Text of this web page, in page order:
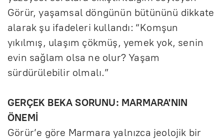
Görür, yaşamsal döngünün bütününü dikkate
alarak şu ifadeleri kullandı: “Komşun
yıkılmış, ulaşım çökmüş, yemek yok, senin
evin sağlam olsa ne olur? Yaşam
sürdürülebilir olmalı.”
GERÇEK BEKA SORUNU: MARMARA'NIN
ÖNEMİ
Görür’e göre Marmara yalnızca jeolojik bir